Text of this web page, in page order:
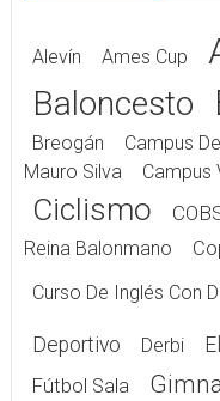
Alevín Ames Cup
Baloncesto
Breogán
Campus
Mauro Silva
Campus
Ciclismo
Reina Balonmano
Curso De Inglés Con
Deportivo Derbi
Fútbol Sala